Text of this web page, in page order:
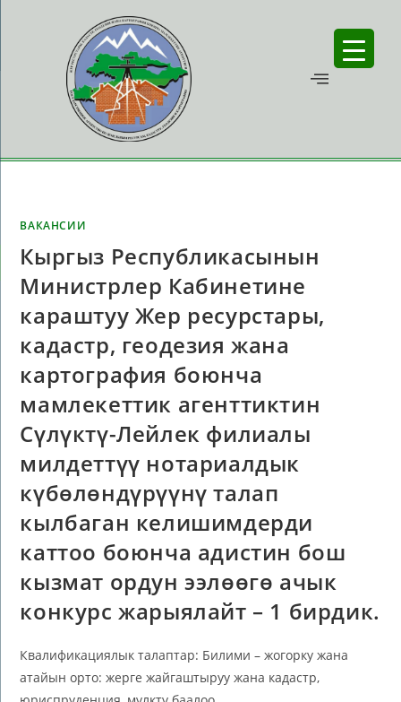
ВАКАНСИИ
Кыргыз Республикасынын
Министрлер Кабинетине
караштуу Жер ресурстары,
кадастр, геодезия жана
картография боюнча
мамлекеттик агенттиктин
Сүлүктү-Лейлек филиалы
милдеттүү нотариалдык
күбөлөндүрүүнү талап
кылбаган келишимдерди
каттоо боюнча адистин бош
кызмат ордун ээлөөгө ачык
конкурс жарыялайт – 1 бирдик.
Квалификациялык талаптар: Билими – жогорку жана
атайын орто: жерге жайгаштыруу жана кадастр,